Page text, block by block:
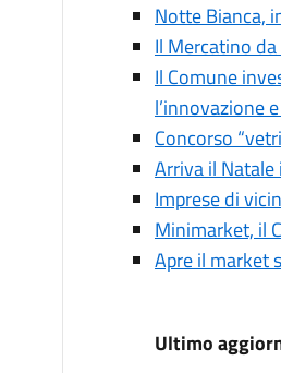
Notte Bianca,
Il Mercatino
Il Comune
l’innovazione
Concorso
Arriva il
Imprese di
Minimarket, il
Apre il market
Ultimo